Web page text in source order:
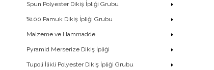
Spun Polyester Dikiş İpliği Grubu
%100 Pamuk Dikiş İpliği Grubu
Malzeme ve Hammadde
Pyramid Merserize Dikiş İpliği
Tupoli İlikli Polyester Dikiş İpliği Grubu